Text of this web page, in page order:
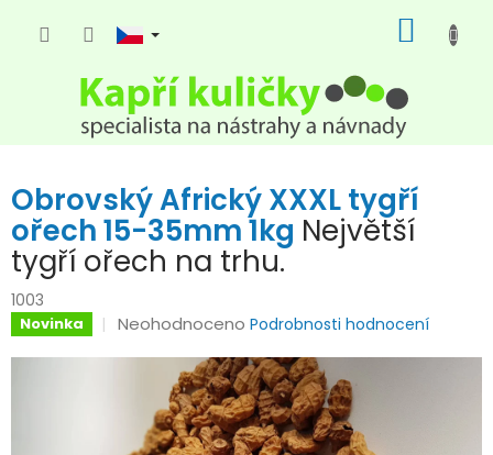
KOŠÍK
Obrovský Africký XXXL tygří
ořech 15-35mm 1kg Největší
tygří ořech na trhu.
1003
Novinka
Průměrné
produktu
Neohodnoceno Podrobnosti hodnocení